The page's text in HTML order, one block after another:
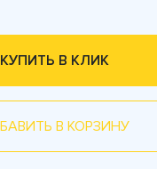
КУПИТЬ В КЛИК
В КОРЗИНУ